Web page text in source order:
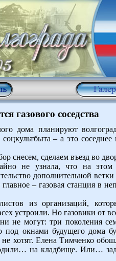
газового соседства
дома планируют
– а это соседнее
снесем, сделаем въезд во
не узнала, что на
дополнительной ветки
– газовая станция в
из организаций,
устроили. Но газовики от
не могут: три поколения
окнами будущего дома
хотят. Елена Тимченко
на кладбище. Или…